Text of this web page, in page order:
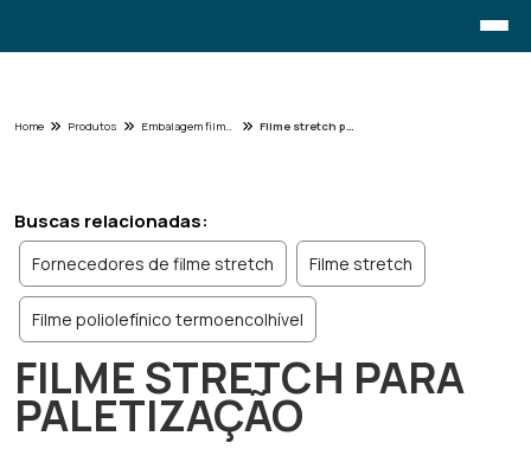
Home Produtos Embalagem filme - Categoria Filme stretch para paletização
Buscas relacionadas:
Fornecedores de filme stretch Filme stretch
Filme poliolefínico termoencolhível
FILME STRETCH PARA
PALETIZAÇÃO